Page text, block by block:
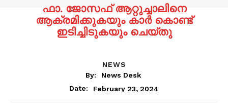
ഫാ. ജോസഫ് ആറ്റുച്ചാലിനെ
ആക്രമിക്കുകയും കാർ കൊണ്ട്
ഇടിച്ചിടുകയും ചെയ്തു
NEWS
By:
News Desk
Date:
February 23, 2024